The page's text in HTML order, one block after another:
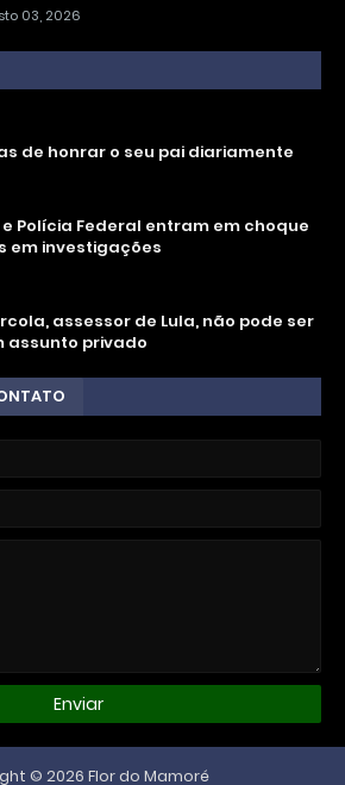
03, 2026
de honrar o seu pai diariamente
Polícia Federal entram em choque
em investigações
assessor de Lula, não pode ser
assunto privado
© 2026 Flor do Mamoré